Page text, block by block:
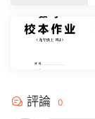
評論 0